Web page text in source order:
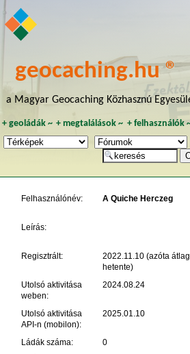
geocaching.hu ®
a Magyar Geocaching Közhasznú
+ geoládák~ +megtalálások ~ + felhasználók
Felhasználónév: A Quiche Herczeg
Leírás:
Regisztrált:
2022.11.10 (azóta
hetente)
Utolsó aktivitása
weben:
2024.08.24
Utolsó aktivitása
API-n (mobilon):
2025.01.10
Ládák száma:
0